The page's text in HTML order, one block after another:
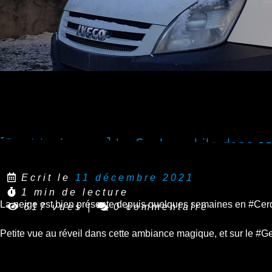
[Reel Instagram] Le Geekomobile dans
Ecrit le 11 décembre 2021
1 min de lecture
617 vues | 0 commentaire
La neige est bien présente depuis quelques semaines en
Petite vue au réveil dans cette ambiance magique, et sur le